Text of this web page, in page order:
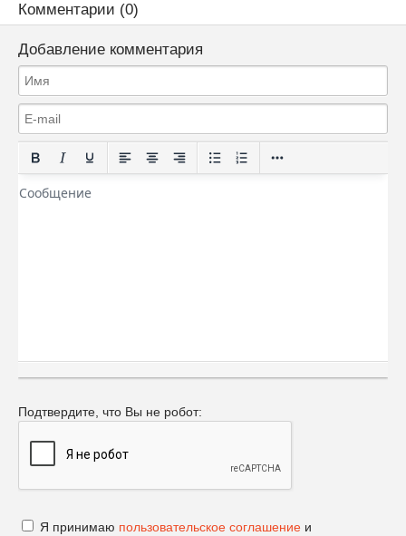
Комментарии (0)
Добавление комментария
Подтвердите, что Вы не робот:
Я принимаю пользовательское соглашение и